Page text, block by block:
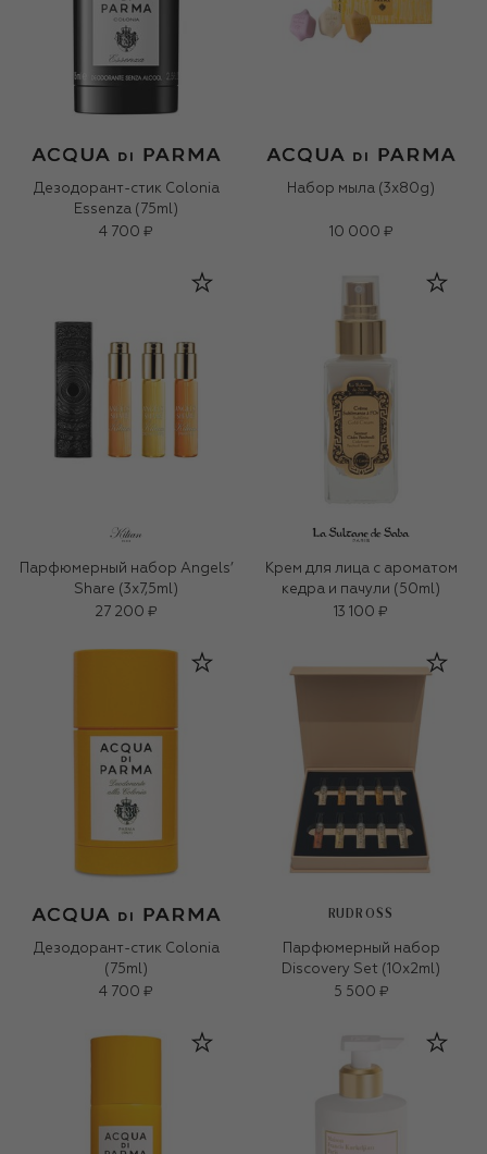
Дезодорант-стик Colonia
Essenza (75ml)
4 700 ₽
Набор мыла (3x80g)
10 000 ₽
Парфюмерный набор Angels’
Share (3x7,5ml)
27 200 ₽
Крем для лица c ароматом
кедра и пачули (50ml)
13 100 ₽
Дезодорант-стик Colonia
(75ml)
4 700 ₽
RUDROSS
Парфюмерный набор
Discovery Set (10x2ml)
5 500 ₽